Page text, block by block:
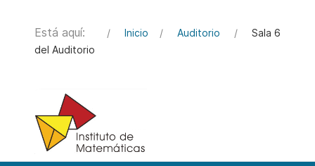
Está aquí: Inicio Auditorio
Sala 6
del Auditorio